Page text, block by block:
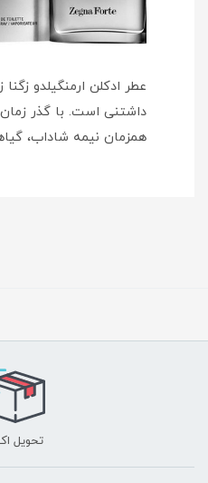
داشتنی است. با گذر
همزمان نیمه شاداب،
تحویل